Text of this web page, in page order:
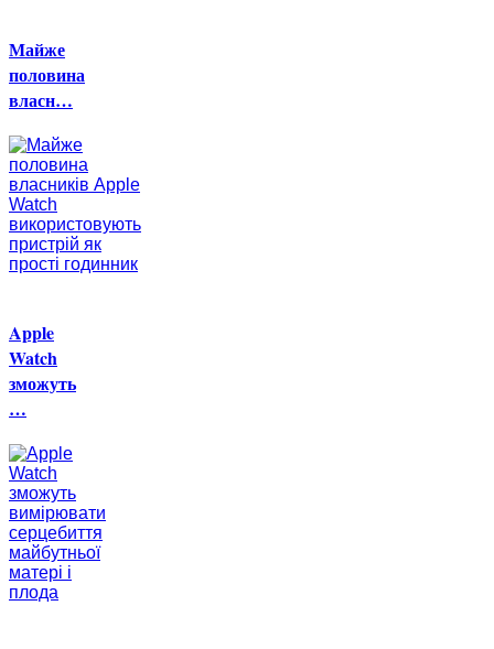
Майже
половина
власн…
Apple
Watch
зможуть
…